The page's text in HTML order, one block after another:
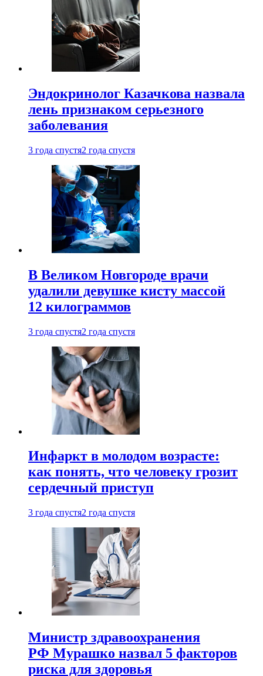
Эндокринолог Казачкова назвала
лень признаком серьезного
заболевания
3 года спустя2 года спустя
В Великом Новгороде врачи
удалили девушке кисту массой
12 килограммов
3 года спустя2 года спустя
Инфаркт в молодом возрасте:
как понять, что человеку грозит
сердечный приступ
3 года спустя2 года спустя
Министр здравоохранения
РФ Мурашко назвал 5 факторов
риска для здоровья